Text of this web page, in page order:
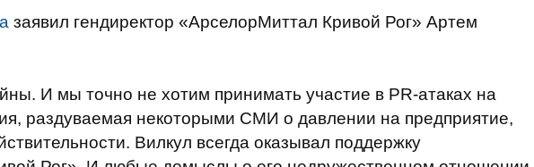
заявил гендиректор «АрселорМиттал Кривой Рог» Артем
И мы точно не хотим принимать участие в PR-атаках на
раздуваемая некоторыми СМИ о давлении на предприятие,
Вилкул всегда оказывал поддержку